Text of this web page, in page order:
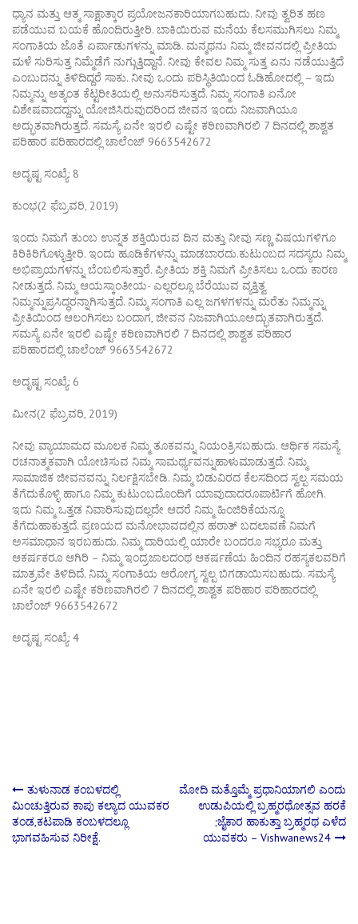
ಧ್ಯಾನ ಮತ್ತು ಆತ್ಮ ಸಾಕ್ಷಾತ್ಕಾರ ಪ್ರಯೋಜನಕಾರಿಯಾಗಬಹುದು. ನೀವು ತ್ವರಿತ ಹಣ
ಪಡೆಯುವ ಬಯಕೆ ಹೊಂದಿರುತ್ತೀರಿ. ಬಾಕಿಯಿರುವ ಮನೆಯ ಕೆಲಸಮುಗಿಸಲು ನಿಮ್ಮ
ಸಂಗಾತಿಯ ಜೊತೆ ಏರ್ಪಾಡುಗಳನ್ನು ಮಾಡಿ. ಮನ್ಮಥನು ನಿಮ್ಮ ಜೀವನದಲ್ಲಿ ಪ್ರೀತಿಯ
ಮಳೆ ಸುರಿಸುತ್ತ ನಿಮ್ಮೆಡೆಗೆ ನುಗ್ಗುತ್ತಿದ್ದಾನೆ. ನೀವು ಕೇವಲ ನಿಮ್ಮ ಸುತ್ತ ಏನು ನಡೆಯುತ್ತಿದೆ
ಎಂಬುದನ್ನು ತಿಳಿದಿದ್ದರೆ ಸಾಕು. ನೀವು ಒಂದು ಪರಿಸ್ಥಿತಿಯಿಂದ ಓಡಿಹೋದಲ್ಲಿ – ಇದು
ನಿಮ್ಮನ್ನು ಅತ್ಯಂತ ಕೆಟ್ಟರೀತಿಯಲ್ಲಿ ಅನುಸರಿಸುತ್ತದೆ. ನಿಮ್ಮ ಸಂಗಾತಿ ಏನೋ
ವಿಶೇಷವಾದದ್ದನ್ನು ಯೋಜಿಸಿರುವುದರಿಂದ ಜೀವನ ಇಂದು ನಿಜವಾಗಿಯೂ
ಅದ್ಭುತವಾಗಿರುತ್ತದೆ. ಸಮಸ್ಯೆ ಏನೇ ಇರಲಿ ಎಷ್ಟೇ ಕಠಿಣವಾಗಿರಲಿ 7 ದಿನದಲ್ಲಿ ಶಾಶ್ವತ
ಪರಿಹಾರ ಪರಿಹಾರದಲ್ಲಿ ಚಾಲೆಂಜ್ 9663542672
ಅದೃಷ್ಟ ಸಂಖ್ಯೆ: 8
ಕುಂಭ(2 ಫೆಬ್ರವರಿ, 2019)
ಇಂದು ನಿಮಗೆ ತುಂಬ ಉನ್ನತ ಶಕ್ತಿಯಿರುವ ದಿನ ಮತ್ತು ನೀವು ಸಣ್ಣ ವಿಷಯಗಳಿಗೂ
ಕಿರಿಕಿರಿಗೊಳ್ಳುತ್ತೀರಿ. ಇಂದು ಹೂಡಿಕೆಗಳನ್ನು ಮಾಡಬಾರದು.ಕುಟುಂಬದ ಸದಸ್ಯರು ನಿಮ್ಮ
ಅಭಿಪ್ರಾಯಗಳನ್ನು ಬೆಂಬಲಿಸುತ್ತಾರೆ. ಪ್ರೀತಿಯ ಶಕ್ತಿ ನಿಮಗೆ ಪ್ರೀತಿಸಲು ಒಂದು ಕಾರಣ
ನೀಡುತ್ತದೆ. ನಿಮ್ಮ ಆಯಸ್ಕಾಂತೀಯ- ಎಲ್ಲರಲ್ಲೂ ಬೆರೆಯುವ ವ್ಯಕ್ತಿತ್ವ
ನಿಮ್ಮನ್ನುಪ್ರಸಿದ್ಧರನ್ನಾಗಿಸುತ್ತದೆ. ನಿಮ್ಮ ಸಂಗಾತಿ ಎಲ್ಲ ಜಗಳಗಳನ್ನು ಮರೆತು ನಿಮ್ಮನ್ನು
ಪ್ರೀತಿಯಿಂದ ಆಲಂಗಿಸಲು ಬಂದಾಗ, ಜೀವನ ನಿಜವಾಗಿಯೂಅದ್ಭುತವಾಗಿರುತ್ತದೆ.
ಸಮಸ್ಯೆ ಏನೇ ಇರಲಿ ಎಷ್ಟೇ ಕಠಿಣವಾಗಿರಲಿ 7 ದಿನದಲ್ಲಿ ಶಾಶ್ವತ ಪರಿಹಾರ
ಪರಿಹಾರದಲ್ಲಿ ಚಾಲೆಂಜ್ 9663542672
ಅದೃಷ್ಟ ಸಂಖ್ಯೆ: 6
ಮೀನ(2 ಫೆಬ್ರವರಿ, 2019)
ನೀವು ವ್ಯಾಯಾಮದ ಮೂಲಕ ನಿಮ್ಮ ತೂಕವನ್ನು ನಿಯಂತ್ರಿಸಬಹುದು. ಆರ್ಥಿಕ ಸಮಸ್ಯೆ
ರಚನಾತ್ಮಕವಾಗಿ ಯೋಚಿಸುವ ನಿಮ್ಮ ಸಾಮರ್ಥ್ಯವನ್ನುಹಾಳುಮಾಡುತ್ತದೆ. ನಿಮ್ಮ
ಸಾಮಾಜಿಕ ಜೀವನವನ್ನು ನಿರ್ಲಕ್ಷಿಸಬೇಡಿ. ನಿಮ್ಮ ಬಿಡುವಿರದ ಕೆಲಸದಿಂದ ಸ್ವಲ್ಪ ಸಮಯ
ತೆಗೆದುಕೊಳ್ಳಿ ಹಾಗೂ ನಿಮ್ಮ ಕುಟುಂಬದೊಂದಿಗೆ ಯಾವುದಾದರೂಪಾರ್ಟಿಗೆ ಹೋಗಿ.
ಇದು ನಿಮ್ಮ ಒತ್ತಡ ನಿವಾರಿಸುವುದಲ್ಲದೇ ಆದರೆ ನಿಮ್ಮ ಹಿಂಜಿರಿಕೆಯನ್ನೂ
ತೆಗೆದುಹಾಕುತ್ತದೆ. ಪ್ರಣಯದ ಮನೋಭಾವದಲ್ಲಿನ ಹಠಾತ್ ಬದಲಾವಣೆ ನಿಮಗೆ
ಅಸಮಾಧಾನ ಇರಬಹುದು. ನಿಮ್ಮ ದಾರಿಯಲ್ಲಿ ಯಾರೇ ಬಂದರೂ ಸಭ್ಯರೂ ಮತ್ತು
ಆಕರ್ಷಕರೂ ಆಗಿರಿ – ನಿಮ್ಮ ಇಂದ್ರಜಾಲದಂಥ ಆಕರ್ಷಣೆಯ ಹಿಂದಿನ ರಹಸ್ಯಕಲವರಿಗೆ
ಮಾತ್ರವೇ ತಿಳಿದಿದೆ. ನಿಮ್ಮ ಸಂಗಾತಿಯ ಆರೋಗ್ಯ ಸ್ವಲ್ಪ ಬಿಗಡಾಯಿಸಬಹುದು. ಸಮಸ್ಯೆ
ಏನೇ ಇರಲಿ ಎಷ್ಟೇ ಕಠಿಣವಾಗಿರಲಿ 7 ದಿನದಲ್ಲಿ ಶಾಶ್ವತ ಪರಿಹಾರ ಪರಿಹಾರದಲ್ಲಿ
ಚಾಲೆಂಜ್ 9663542672
ಅದೃಷ್ಟ ಸಂಖ್ಯೆ: 4
Post
navigation
ತುಳುನಾಡ ಕಂಬಳದಲ್ಲಿ
ಮಿಂಚುತ್ತಿರುವ ಕಾಪು ಕಲ್ಯಾದ ಯುವಕರ
ತಂಡ,ಕಟಪಾಡಿ ಕಂಬಳದಲ್ಲೂ
ಭಾಗವಹಿಸುವ ನಿರೀಕ್ಷೆ.
ಮೋದಿ ಮತ್ತೊಮ್ಮೆ ಪ್ರಧಾನಿಯಾಗಲಿ ಎಂದು
ಉಡುಪಿಯಲ್ಲಿ ಬ್ರಹ್ಮರಥೋತ್ಸವ ಹರಕೆ
;ಜೈಕಾರ ಹಾಕುತ್ತಾ ಬ್ರಹ್ಮರಥ ಎಳೆದ
ಯುವಕರು – Vishwanews24